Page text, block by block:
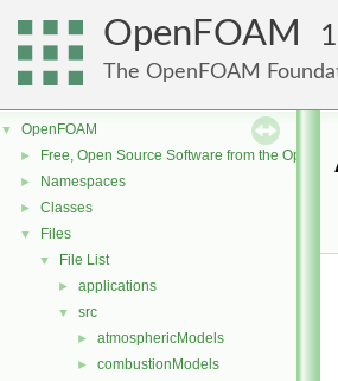
OpenFOAM
The OpenFOAM
▼ OpenFOAM
► Free, Open Source Software from the
► Namespaces
► Classes
▼ Files
▼ File List
► applications
▼ src
► atmosphericModels
► combustionModels